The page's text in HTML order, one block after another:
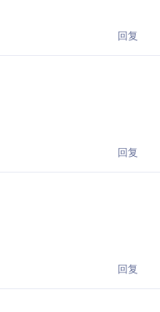
回复
回复
回复